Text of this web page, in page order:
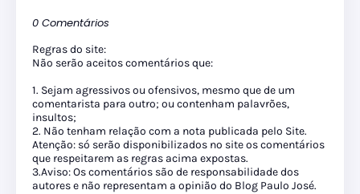
0 Comentários
Regras do site:
Não serão aceitos comentários que:
1. Sejam agressivos ou ofensivos, mesmo que de um
comentarista para outro; ou contenham palavrões,
insultos;
2. Não tenham relação com a nota publicada pelo Site.
Atenção: só serão disponibilizados no site os comentários
que respeitarem as regras acima expostas.
3.Aviso: Os comentários são de responsabilidade dos
autores e não representam a opinião do Blog Paulo José.